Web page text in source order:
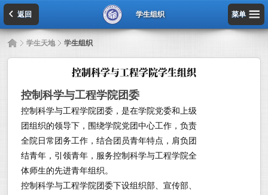
菜单
返回 学生组织
» 学生天地
» 学生组织
控制科学与工程学院学生组织
控制科学与工程学院团委
控制科学与工程学院团委，是在学院党委和上级
团组织的领导下，围绕学院党团中心工作，负责
全院日常团务工作，结合团员青年特点，肩负团
结青年，引领青年，服务控制科学与工程学院全
体师生的先进青年组织。
控制科学与工程学院团委下设组织部、宣传部、